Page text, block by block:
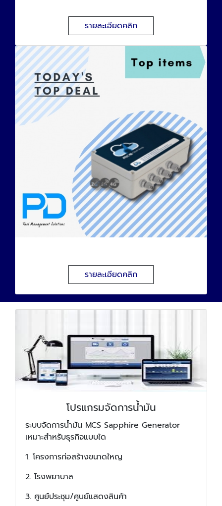
รายละเอียดคลิก
รายละเอียดคลิก
โปรแกรมจัดการน้ำมัน
ระบบจัดการน้ำมัน MCS Sapphire Generator
เหมาะสำหรับธุรกิจแบบใด
1. โครงการก่อสร้างขนาดใหญ
2. โรงพยาบาล
3. ศูนย์ประชุม/ศูนย์แสดงสินค้า